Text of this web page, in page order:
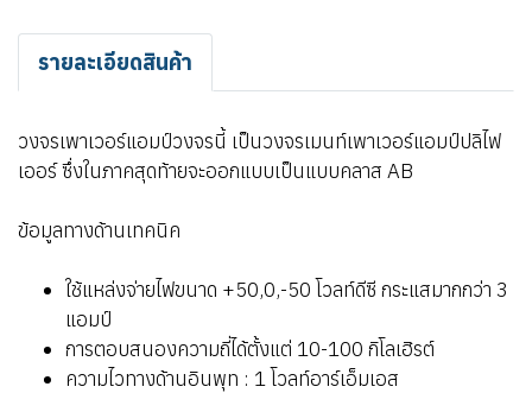
รายละเอียดสินค้า
วงจรเพาเวอร์แอมป์วงจรนี้ เป็นวงจรเมนท์เพาเวอร์แอมป์ปลิไฟ
เออร์ ซึ่งในภาคสุดท้ายจะออกแบบเป็นแบบคลาส AB
ข้อมูลทางด้านเทคนิค
ใช้แหล่งจ่ายไฟขนาด +50,0,-50 โวลท์ดีซี กระแสมากกว่า 3
แอมป์
การตอบสนองความถี่ได้ตั้งแต่ 10-100 กิโลเฮิรต์
ความไวทางด้านอินพุท : 1 โวลท์อาร์เอ็มเอส